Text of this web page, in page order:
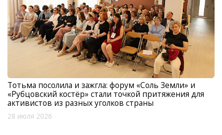
Тотьма посолила и зажгла: форум «Соль Земли» и
«Рубцовский костёр» стали точкой притяжения для
активистов из разных уголков страны
28 июля 2026